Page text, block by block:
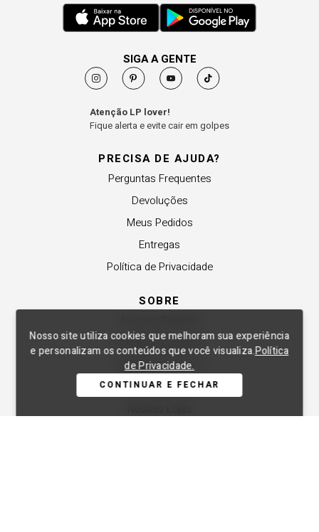
Nosso site utiliza cookies que melhoram sua experiência
e personalizam os conteúdos que você visualiza.Política
de Privacidade.
CONTINUAR E FECHAR
PRECISA DE AJUDA?
Perguntas Frequentes
Devoluções
Meus Pedidos
Entregas
Política de Privacidade
SOBRE
Revender a Marca
Trabalhe Conosco
Compre Local
SIGA A GENTE
Atenção LP lover!
Fique alerta e evite cair em golpes